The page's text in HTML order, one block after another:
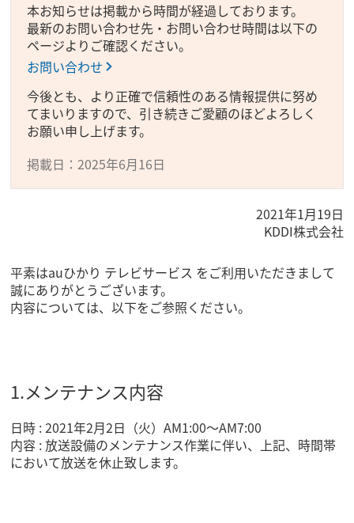
本お知らせは掲載から時間が経過しております。
最新のお問い合わせ先・お問い合わせ時間は以下の
ページよりご確認ください。
お問い合わせ
今後とも、より正確で信頼性のある情報提供に努め
てまいりますので、引き続きご愛顧のほどよろしく
お願い申し上げます。
掲載日：2025年6月16日
2021年1月19日
KDDI株式会社
平素はauひかり テレビサービス をご利用いただきまして
誠にありがとうございます。
内容については、以下をご参照ください。
1.メンテナンス内容
日時 : 2021年2月2日（火）AM1:00～AM7:00
内容 : 放送設備のメンテナンス作業に伴い、上記、時間帯
において放送を休止致します。